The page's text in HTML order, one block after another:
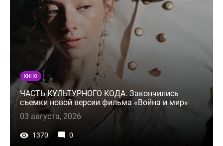
КИНО
ЧАСТЬ КУЛЬТУРНОГО КОДА. Закончились
съемки новой версии фильма «Война и мир»
03 августа, 2026
1370 0